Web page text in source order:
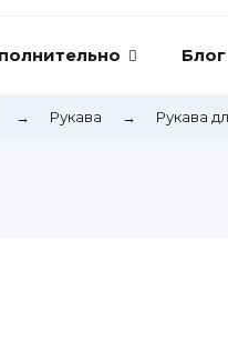
Блог
→ Рукава → Рукава